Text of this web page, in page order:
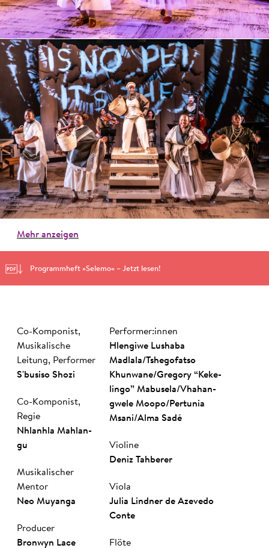
Mehr anzeigen
Programmheft »Selemo« – Jetzt lesen!
Co-Komponist,
Musikalische
Leitung, Performer
S'busiso Shozi
Co-Komponist,
Regie
Nhlanhla Mah­lan­
gu
Musikalischer
Mentor
Neo Muyanga
Producer
Bronwyn Lace
Performer:innen
Hlengiwe Lushaba
Madlala/Tshegofatso
Khunwane/Gregory “Keke­
lingo” Mabusela/Vhahan­
gwele Moopo/Pertunia
Msani/Al­ma Sa­dé
Violine
Deniz Tahberer
Viola
Julia Lindner de Azevedo
Conte
Flöte